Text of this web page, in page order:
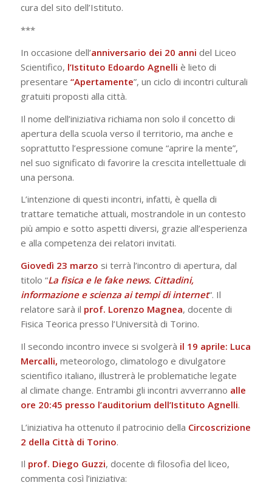
cura del sito dell’Istituto.
***
In occasione dell’anniversario dei 20 anni del Liceo
Scientifico, l’Istituto Edoardo Agnelli è lieto di
presentare “Apertamente”, un ciclo di incontri culturali
gratuiti proposti alla città.
Il nome dell’iniziativa richiama non solo il concetto di
apertura della scuola verso il territorio, ma anche e
soprattutto l’espressione comune “aprire la mente”,
nel suo significato di favorire la crescita intellettuale di
una persona.
L’intenzione di questi incontri, infatti, è quella di
trattare tematiche attuali, mostrandole in un contesto
più ampio e sotto aspetti diversi, grazie all’esperienza
e alla competenza dei relatori invitati.
Giovedì 23 marzo si terrà l’incontro di apertura, dal
titolo “La fisica e le fake news. Cittadini,
informazione e scienza ai tempi di internet“. Il
relatore sarà il prof. Lorenzo Magnea, docente di
Fisica Teorica presso l’Università di Torino.
Il secondo incontro invece si svolgerà il 19 aprile: Luca
Mercalli, meteorologo, climatologo e divulgatore
scientifico italiano, illustrerà le problematiche legate
al climate change. Entrambi gli incontri avverranno alle
ore 20:45 presso l’auditorium dell’Istituto Agnelli.
L’iniziativa ha ottenuto il patrocinio della Circoscrizione
2 della Città di Torino.
Il prof. Diego Guzzi, docente di filosofia del liceo,
commenta così l’iniziativa: